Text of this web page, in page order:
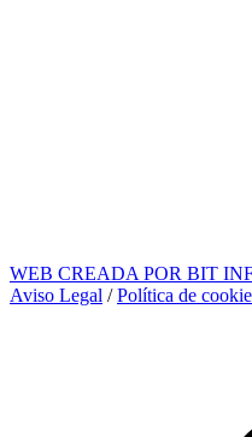
WEB CREADA POR BIT
Aviso Legal /Política de